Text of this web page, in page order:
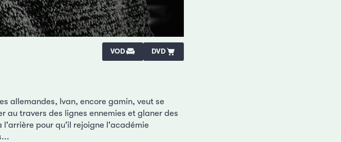
VOD DVD
allemandes, Ivan, encore gamin, veut se
au travers des lignes ennemies et glaner des
pour qu'il rejoigne l'académie